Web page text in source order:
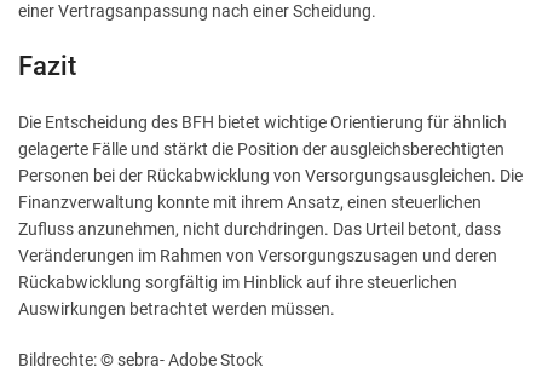
einer Vertragsanpassung nach einer Scheidung.
Fazit
Die Entscheidung des BFH bietet wichtige Orientierung für ähnlich
gelagerte Fälle und stärkt die Position der ausgleichsberechtigten
Personen bei der Rückabwicklung von Versorgungsausgleichen. Die
Finanzverwaltung konnte mit ihrem Ansatz, einen steuerlichen
Zufluss anzunehmen, nicht durchdringen. Das Urteil betont, dass
Veränderungen im Rahmen von Versorgungszusagen und deren
Rückabwicklung sorgfältig im Hinblick auf ihre steuerlichen
Auswirkungen betrachtet werden müssen.
Bildrechte: © sebra- Adobe Stock